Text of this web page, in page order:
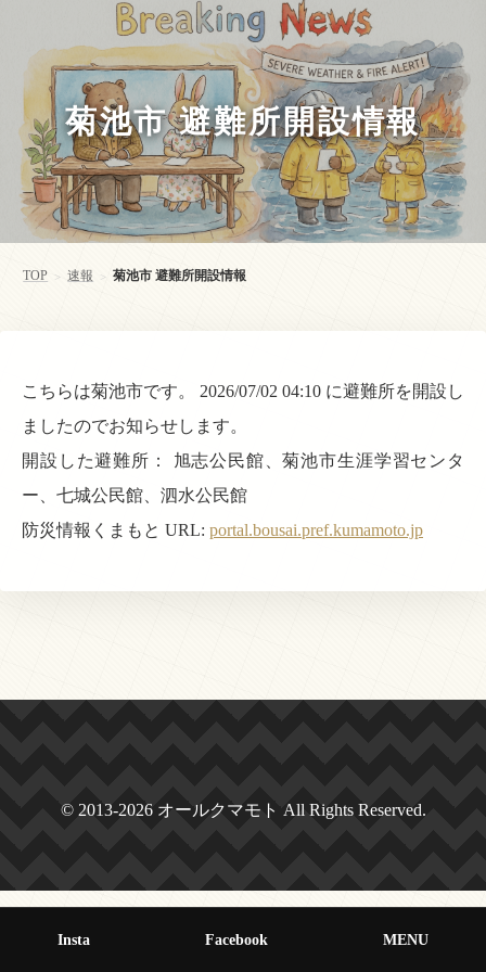
菊池市 避難所開設情報
TOP > 速報 > 菊池市 避難所開設情報
こちらは菊池市です。 2026/07/02 04:10 に避難所を開設し
ましたのでお知らせします。
開設した避難所： 旭志公民館、菊池市生涯学習センタ
ー、七城公民館、泗水公民館
防災情報くまもと URL: portal.bousai.pref.kumamoto.jp
© 2013-2026 オールクマモト All Rights Reserved.
Insta Facebook MENU